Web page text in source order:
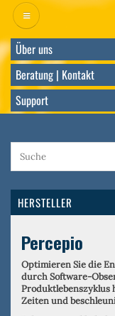
Direkt
zum
InhaltÜber uns
Beratung | Kontakt
Support
HERSTELLER
Percepio
Optimieren Sie die
durch Software-
Produktlebenszyklus
Zeiten und